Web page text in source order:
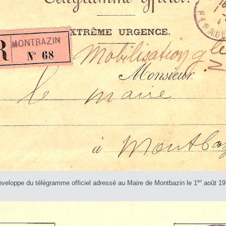
du télégramme officiel adressé au Maire de Montbazin le 1eraoût